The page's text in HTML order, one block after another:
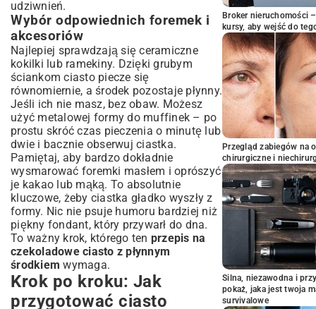
udziwnień.
Wybór odpowiednich foremek i
akcesoriów
Najlepiej sprawdzają się ceramiczne
kokilki lub ramekiny. Dzięki grubym
ściankom ciasto piecze się
równomiernie, a środek pozostaje płynny.
Jeśli ich nie masz, bez obaw. Możesz
użyć metalowej formy do muffinek – po
prostu skróć czas pieczenia o minutę lub
dwie i bacznie obserwuj ciastka.
Pamiętaj, aby bardzo dokładnie
wysmarować foremki masłem i oprószyć
je kakao lub mąką. To absolutnie
kluczowe, żeby ciastka gładko wyszły z
formy. Nic nie psuje humoru bardziej niż
piękny fondant, który przywarł do dna.
To ważny krok, którego ten przepis na
czekoladowe ciasto z płynnym
środkiem wymaga.
Krok po kroku: Jak
przygotować ciasto
Broker nieruchomości
kursy, aby wejść do
Przegląd zabiegów na
chirurgiczne i
Silna, niezawodna i
pokaż, jaka jest twoja
survivalowe